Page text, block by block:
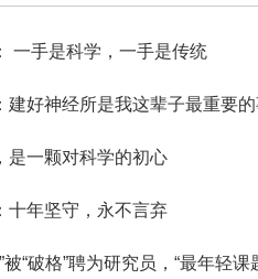
一手是科学，一手是传统
建好神经所是我这辈子最重要
是一颗对科学的初心
十年坚守，永不言弃
“破格”聘为研究员，“最年轻课